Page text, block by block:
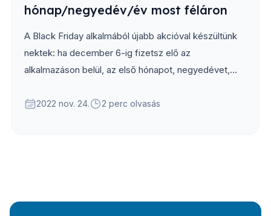
hónap/negyedév/év most féláron
A Black Friday alkalmából újabb akcióval készültünk
nektek: ha december 6-ig fizetsz elő az
alkalmazáson belül, az első hónapot, negyedévet,
2022 nov. 24. 2 perc olvasás